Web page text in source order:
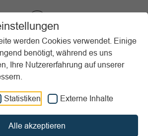
werden Cookies verwendet. Einige
benötigt, während es uns
Ihre Nutzererfahrung auf unserer
Statistiken Externe Inhalte
Alle akzeptieren
Marketing
Readspeaker öffnen
Analyse